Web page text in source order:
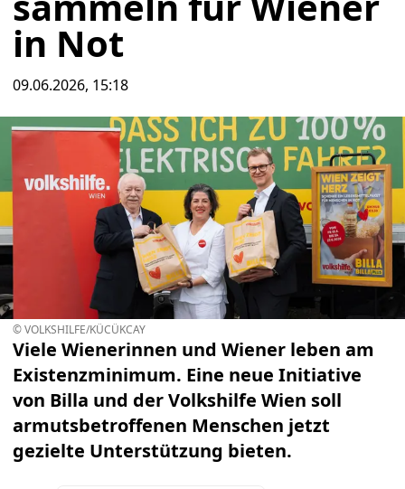
in Not
09.06.2026, 15:18
© VOLKSHILFE/KÜCÜKCAY
Viele Wienerinnen und Wiener leben am
Existenzminimum. Eine neue Initiative
von Billa und der Volkshilfe Wien soll
armutsbetroffenen Menschen jetzt
gezielte Unterstützung bieten.